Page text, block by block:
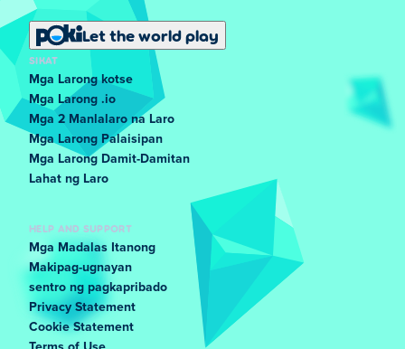
Let the world play
SIKAT
Mga Larong kotse
Mga Larong .io
Mga 2 Manlalaro na Laro
Mga Larong Palaisipan
Mga Larong Damit-Damitan
Lahat ng Laro
HELP AND SUPPORT
Mga Madalas Itanong
Makipag-ugnayan
sentro ng pagkapribado
Privacy Statement
Cookie Statement